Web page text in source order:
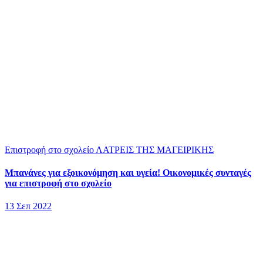
Επιστροφή στο σχολείο ΛΑΤΡΕΙΣ ΤΗΣ ΜΑΓΕΙΡΙΚΗΣ
Μπανάνες για εξοικονόμηση και υγεία! Οικονομικές συνταγές
για επιστροφή στο σχολείο
13 Σεπ 2022